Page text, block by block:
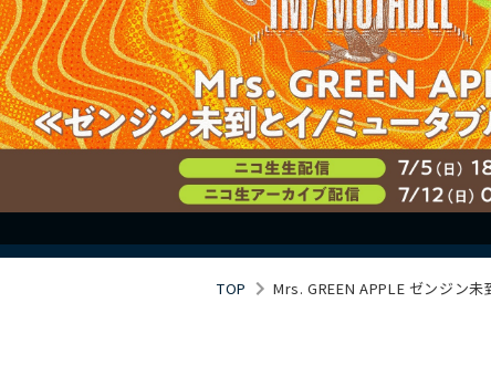
TOP Mrs. GREEN APPLE ゼンジン